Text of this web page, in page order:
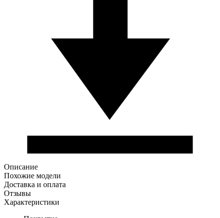
Описание
Похожие модели
Доставка и оплата
Отзывы
Характеристики